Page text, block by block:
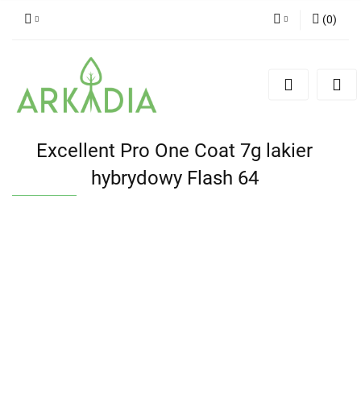
(0)
Excellent Pro One Coat 7g lakier
hybrydowy Flash 64